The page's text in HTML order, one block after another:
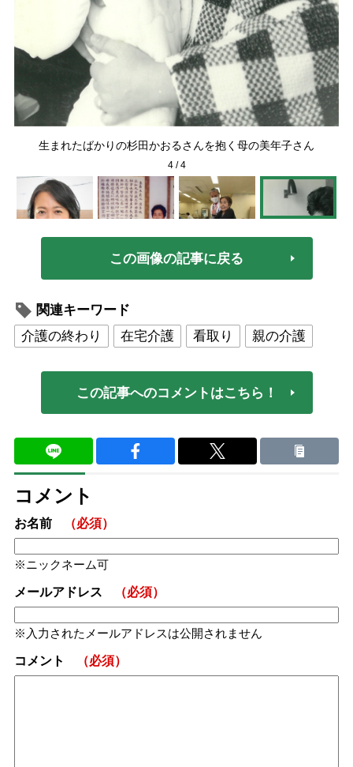
生まれたばかりの杉田かおるさんを抱く母の美年子さん
4/4
この画像の記事に戻る
関連キーワード
介護の終わり
在宅介護 看取り 親の介護
この記事へのコメントはこちら！
コメント
お名前 （必須）
ニックネーム可
メールアドレス （必須）
入力されたメールアドレスは公開されません
コメント （必須）